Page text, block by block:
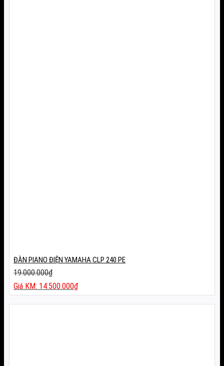
ĐÀN PIANO ĐIỆN YAMAHA CLP 240 PE
19.000.000₫
Giá
gốc
là:
14.500.000₫
Giá
hiện